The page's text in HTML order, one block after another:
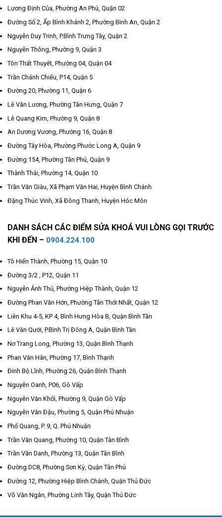
Lương Định Của, Phường An Phú, Quận 02
Đường Số 2, Ấp Bình Khánh 2, Phường Bình An, Quận 2
Nguyễn Duy Trinh, P.Bình Trưng Tây, Quận 2
Nguyễn Thông, Phường 9, Quận 3
Tôn Thất Thuyết, Phường 04, Quận 04
Trần Chánh Chiếu, P14, Quận 5
Đường 20, Phường 11, Quận 6
Lê Văn Lương, Phường Tân Hưng, Quận 7
Lê Quang Kim, Phường 9, Quận 8
An Dương Vương, Phường 16, Quận 8
Đường Tây Hòa, Phường Phước Long A, Quận 9
Đường 154, Phường Tân Phú, Quận 9
Thành Thái, Phường 14, Quận 10
Trần Văn Giàu, Xã Phạm Văn Hai, Huyện Bình Chánh
Đặng Thúc Vinh, Xã Đông Thanh, Huyện Hóc Môn
DANH SÁCH CÁC ĐIỂM SỬA KHOÁ VUI LÒNG GỌI TRƯỚC
KHI ĐẾN – 0904.224.100
Tô Hiến Thành, Phường 15, Quận 10
Đường 3/2 , P12, Quận 11
Nguyễn Ảnh Thủ, Phường Hiệp Thành, Quận 12
Đường Phan Văn Hớn, Phường Tân Thới Nhất, Quận 12
Liên Khu 4-5, KP 4, Bình Hưng Hòa B, Quận Bình Tân
Lê Văn Qưới, P.Bình Trị Đông A, Quận Bình Tân
Nơ Trang Long, Phường 13, Quận Bình Thạnh
Phan Văn Hân, Phường 17, Bình Thạnh
Đinh Bộ Lĩnh, Phường 26, Quận Bình Thạnh
Nguyễn Oanh, P06, Gò Vấp
Nguyễn Văn Khối, Phường 9, Quận Gò Vấp
Nguyễn Văn Đậu, Phường 5, Quận Phú Nhuận
Phổ Quang, P. 9, Q. Phú Nhuận
Trần Văn Quang, Phường 10, Quận Tân Bình
Trần Văn Danh, Phường 13, Quận Tân Bình
Đường DC8, Phường Sơn Kỳ, Quận Tân Phú
Đường 12, Phường Hiệp Bình Chánh, Quận Thủ Đức
Võ Văn Ngân, Phường Linh Tây, Quận Thủ Đức